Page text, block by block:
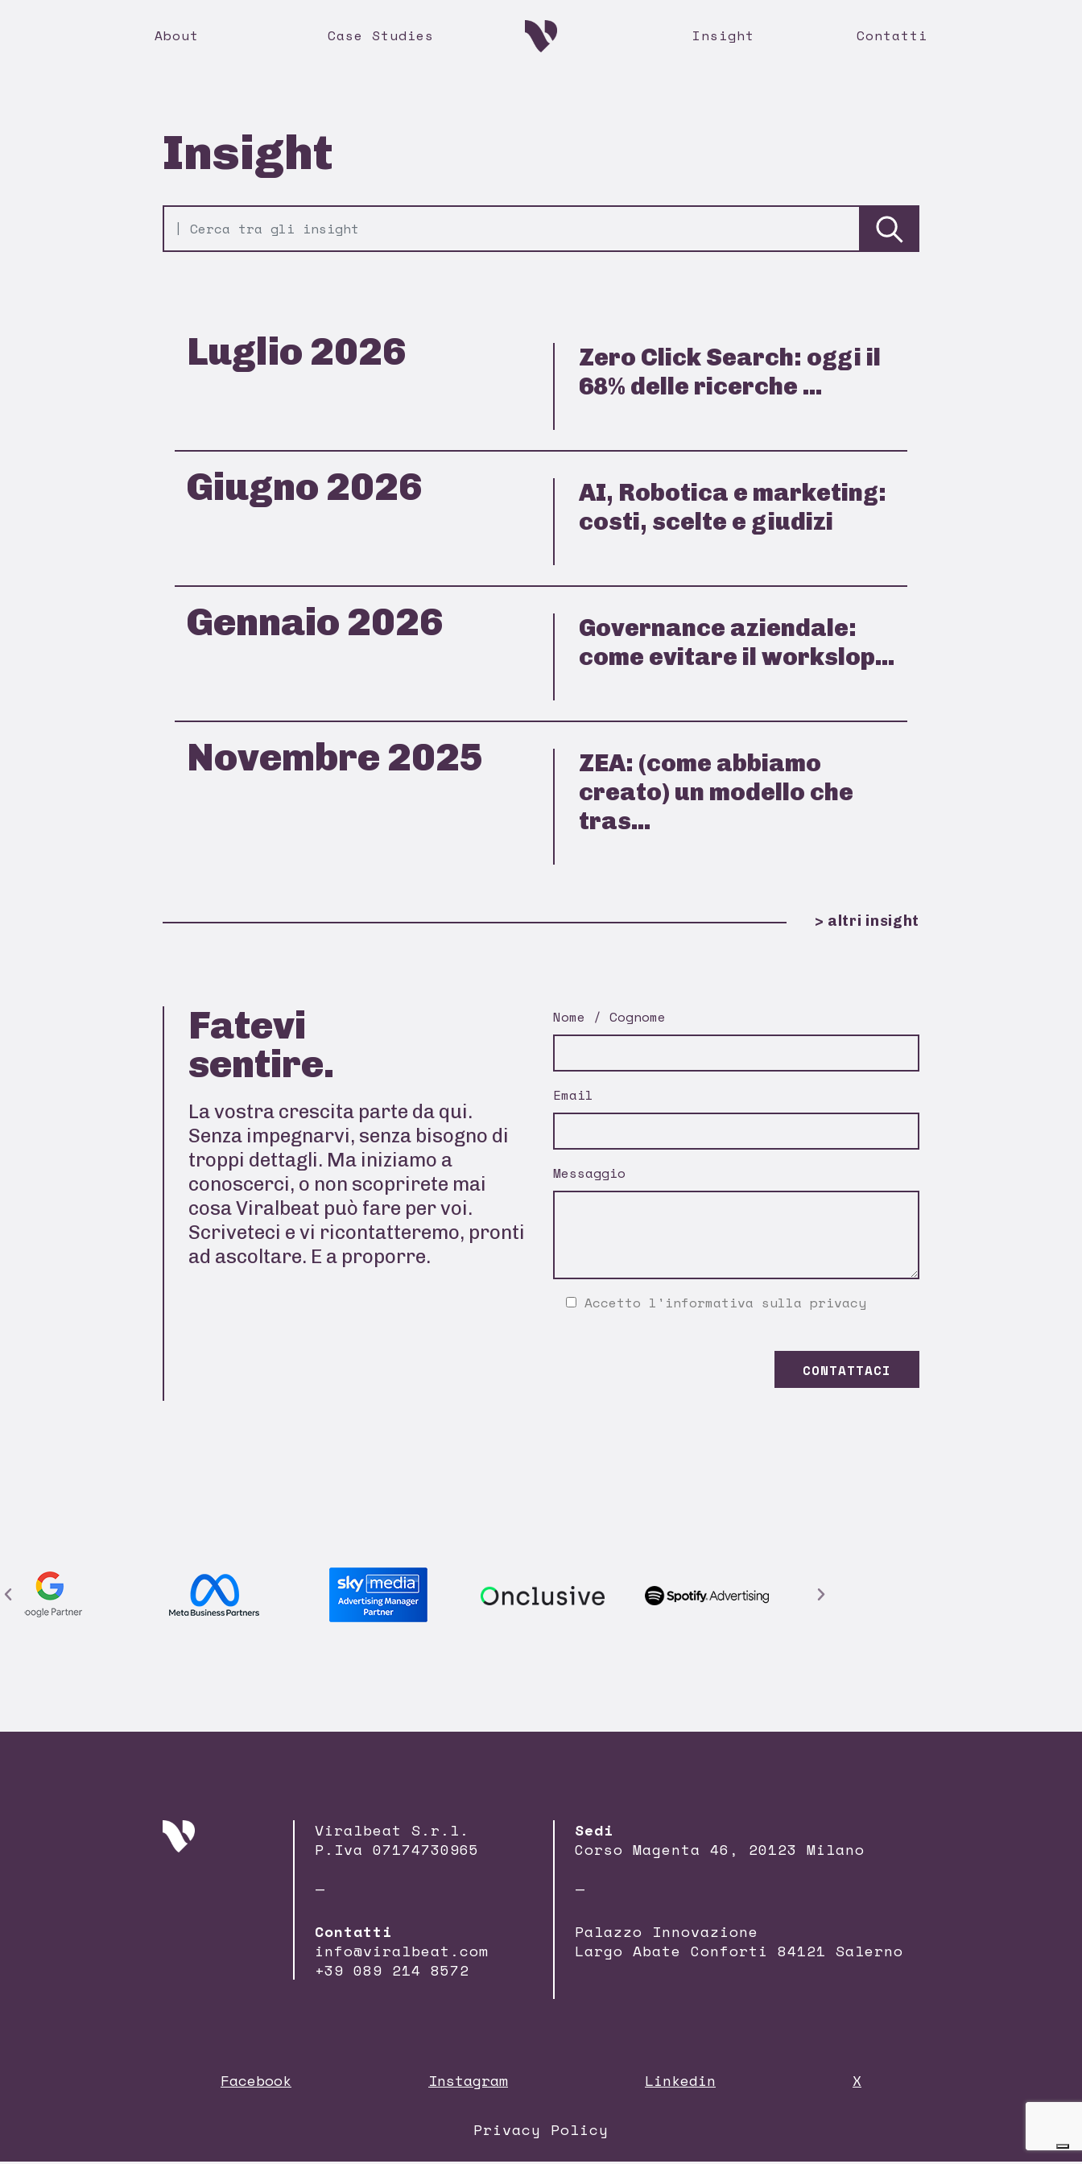
About Case Studies Insight Contatti
Insight
Luglio 2026
Zero Click Search: oggi il
68% delle ricerche ...
Giugno 2026
AI, Robotica e marketing:
costi, scelte e giudizi
Gennaio 2026
Governance aziendale:
come evitare il workslop...
Novembre 2025
ZEA: (come abbiamo
creato) un modello che
tras...
> altri insight
Fatevi
sentire.
La vostra crescita parte da qui.
Senza impegnarvi, senza bisogno di
troppi dettagli. Ma iniziamo a
conoscerci, o non scoprirete mai
cosa Viralbeat può fare per voi.
Scriveteci e vi ricontatteremo, pronti
ad ascoltare. E a proporre.
Nome / Cognome
Email
Messaggio
Accetto l' informativa sulla privacy
P.Iva 07174730965
info@viralbeat.com
+39 089 214 8572
Corso Magenta 46, 20123 Milano
Largo Abate Conforti 84121 Salerno